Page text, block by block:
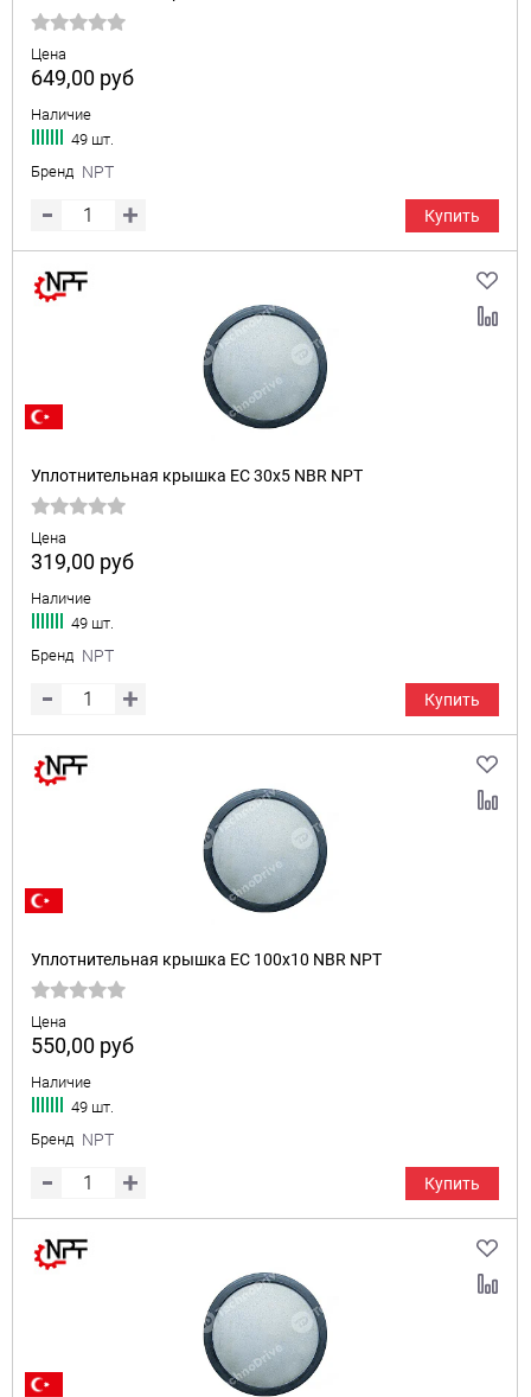
Цена
649,00 руб
Наличие
49 шт.
Бренд NPT
Купить
Уплотнительная крышка EC 30x5 NBR NPT
Цена
319,00 руб
Наличие
49 шт.
Бренд NPT
Купить
Уплотнительная крышка EC 100x10 NBR NPT
Цена
550,00 руб
Наличие
49 шт.
Бренд NPT
Купить